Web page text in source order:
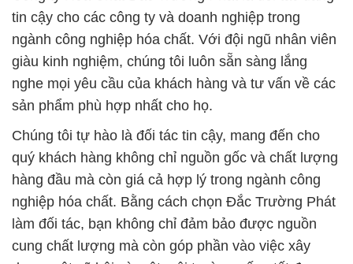
sản phẩm phù hợp nhất cho họ.
Chúng tôi tự hào là đối tác tin cậy, mang đến cho
quý khách hàng không chỉ nguồn gốc và chất lượng
hàng đầu mà còn giá cả hợp lý trong ngành công
nghiệp hóa chất. Bằng cách chọn Đắc Trường Phát
làm đối tác, bạn không chỉ đảm bảo được nguồn
cung chất lượng mà còn góp phần vào việc xây
dựng một xã hội và một môi trường sống tốt đẹp
hơn.
Với hơn ba thập kỷ kinh nghiệm trong ngành, Đắc
Trường Phát đã xây dựng mối quan hệ đáng tin cậy